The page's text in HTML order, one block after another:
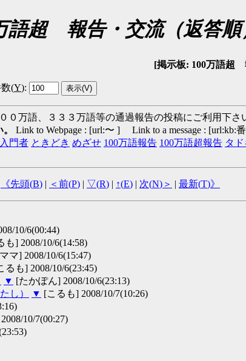
語超 報告・交流（返答順
[掲示板: 100万語超
(Y):
０万語、３３３万語等の通過報告の投稿にご利用下さ
Link to Webpage : [url:〜 ] Link to a message : [url:kb:
入門者 ときどき めざせ 100万語報告 100万語超報告 タ
《先頭(B) | ＜前(P) | ▽(R) | ↑(E) | 次(N)＞ | 最新(T)》
10/6(00:44)
も] 2008/10/6(14:58)
マ] 2008/10/6(15:47)
るも] 2008/10/6(23:45)
▼ [たかぽん] 2008/10/6(23:13)
し） ▼ [こるも] 2008/10/7(10:26)
10/7(00:27)